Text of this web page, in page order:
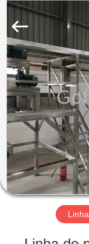
CASA
VÍDEOS
SHOW
DE
Shanghai
Co.,
Rights
Reserved.